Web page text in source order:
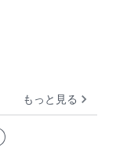
もっと見る